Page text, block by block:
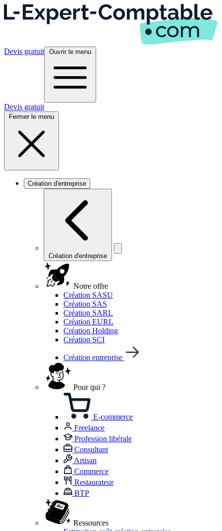
Devis gratuit Ouvrir le menu
Devis gratuit
Fermer le menu
Création d'entreprise
Création d'entreprise
Notre offre
Création SASU
Création SAS
Création SARL
Création EURL
Création Holding
Création SCI
Création entreprise
Pour qui ?
E-commerce
Freelance
Profession libérale
Consultant
Artisan
Commerce
Restaurateur
BTP
Ressources